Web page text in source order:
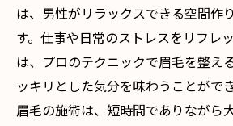
は、男性がリラックスできる空間作
す。仕事や日常のストレスをリフレ
は、プロのテクニックで眉毛を整え
ッキリとした気分を味わうことがで
眉毛の施術は、短時間でありながら